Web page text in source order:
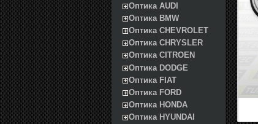
Оптика AUDI
Оптика BMW
Оптика CHEVROLET
Оптика CHRYSLER
Оптика CITROEN
Оптика DODGE
Оптика FIAT
Оптика FORD
Оптика HONDA
Оптика HYUNDAI